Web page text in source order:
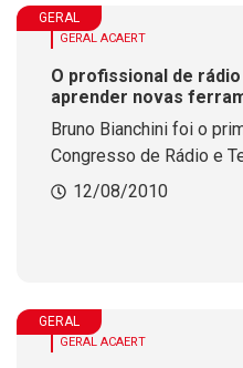
GERAL
GERAL ACAERT
O profissional de
aprender novas
Bruno Bianchini foi o
Congresso de Rádio e
12/08/2010
GERAL
GERAL ACAERT